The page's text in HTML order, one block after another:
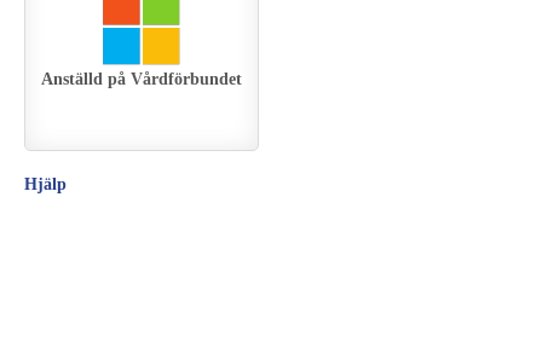
Anställd på Vårdförbundet
Hjälp